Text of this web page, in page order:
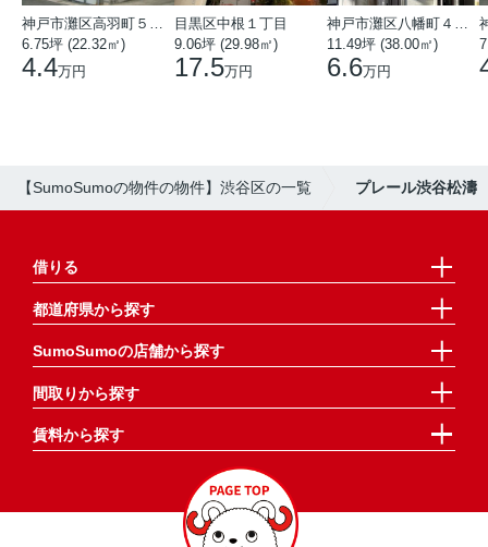
6.75坪 (22.32㎡)
4.4万円
目黒区中根１丁目
9.06坪 (29.98㎡)
17.5万円
11.49坪 (38.00㎡)
6.6万円
【SumoSumoの物件の物件】渋谷区の一覧 プレール渋谷松濤
借りる
都道府県から探す
SumoSumoの店舗から探す
間取りから探す
賃料から探す